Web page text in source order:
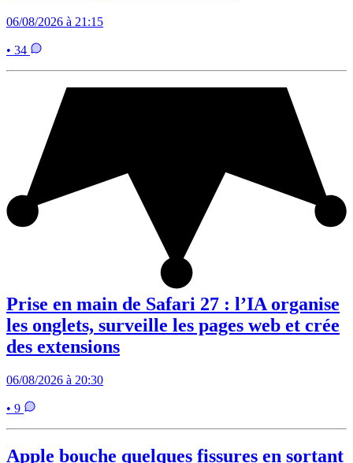
06/08/2026 à 21:15
• 34
Prise en main de Safari 27 : l’IA organise
les onglets, surveille les pages web et crée
des extensions
06/08/2026 à 20:30
• 9
Apple bouche quelques fissures en sortant